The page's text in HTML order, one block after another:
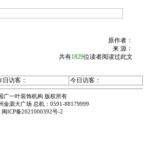
原作者：
来 源：
共有1829位读者阅读过此文
日访客： 今日访客：
广一叶装饰机构 版权所有
金源大广场 总机： 0591-88179999
闽ICP备2021000392号-2